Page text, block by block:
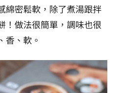
綿密鬆軟，除了煮湯跟拌
！做法很簡單，調味也很
香、軟。